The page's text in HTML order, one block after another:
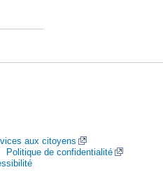
aux citoyens
Politique de confidentialité